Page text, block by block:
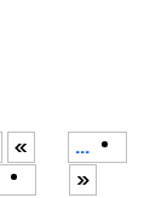
«
...
»